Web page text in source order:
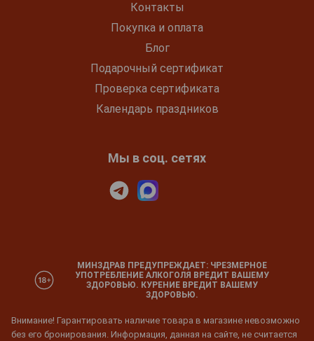
Контакты
Покупка и оплата
Блог
Подарочный сертификат
Проверка сертификата
Календарь праздников
Мы в соц. сетях
МИНЗДРАВ ПРЕДУПРЕЖДАЕТ: ЧРЕЗМЕРНОЕ
УПОТРЕБЛЕНИЕ АЛКОГОЛЯ ВРЕДИТ ВАШЕМУ
ЗДОРОВЬЮ. КУРЕНИЕ ВРЕДИТ ВАШЕМУ
ЗДОРОВЬЮ.
Внимание! Гарантировать наличие товара в магазине невозможно
без его бронирования. Информация, данная на сайте, не считается